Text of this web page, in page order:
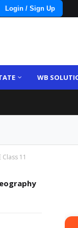
Login / Sign Up
WB
11